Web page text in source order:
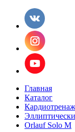
Главная
Каталог
Orlauf Solo M